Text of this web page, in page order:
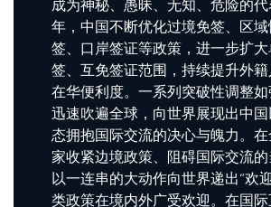
成为神秘、愚昧、无知、危险的
年，中国不断优化过境免签、区
签、口岸签证等政策，进一步扩
签、互免签证范围，持续提升外籍
在华便利度。一系列突破性调整如
迅速吹遍全球，向世界展现出中
态拥抱国际交流的决心与魄力。在
家收紧边境政策、阻碍国际交流的
以一连串的大动作向世界递出“欢
类政策在境内外广受欢迎。在国际